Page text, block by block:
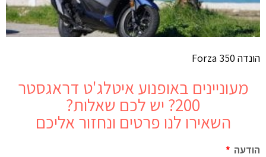
הונדה Forza 350
מעוניינים באופנוע איטלג'ט דראגסטר
200? יש לכם שאלות?
השאירו לנו פרטים ונחזור אליכם
הודעה